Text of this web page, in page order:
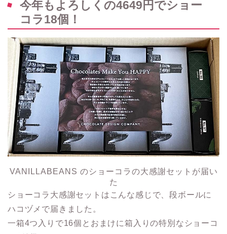
今年もよろしくの4649円でショー
コラ18個！
VANILLABEANS のショーコラの大感謝セットが届い
た
ショーコラ大感謝セットはこんな感じで、段ボールに
ハコヅメで届きました。
一箱4つ入りで16個とおまけに箱入りの特別なショーコ